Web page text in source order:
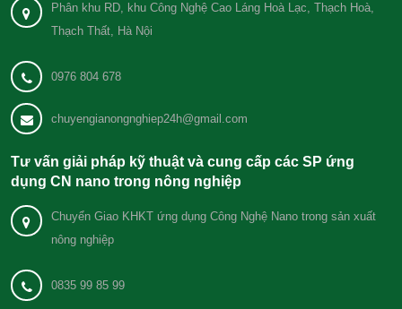
Phân khu RD, khu Công Nghệ Cao Láng Hoà Lạc, Thạch Hoà,
Thạch Thất, Hà Nội
0976 804 678
chuyengianongnghiep24h@gmail.com
Tư vấn giải pháp kỹ thuật và cung cấp các SP ứng
dụng CN nano trong nông nghiệp
Chuyển Giao KHKT ứng dụng Công Nghệ Nano trong sản xuất
nông nghiệp
0835 99 85 99